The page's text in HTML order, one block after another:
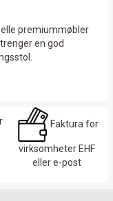
premiummøbler
en god
Faktura for
virksomheter EHF
eller e-post